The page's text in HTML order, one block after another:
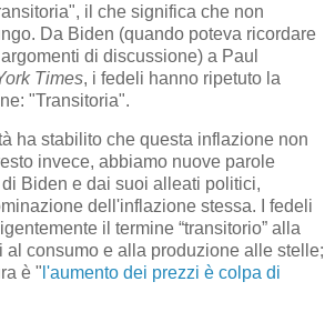
il che significa che non
Da Biden (quando poteva ricordare
di discussione) a Paul
Times, i fedeli hanno ripetuto la
"Transitoria".
ha stabilito che questa inflazione non
invece, abbiamo nuove parole
Biden e dai suoi alleati politici,
dell'inflazione stessa. I fedeli
il termine “transitorio” alla
al consumo e alla produzione alle stelle;
è " l'aumento dei prezzi è colpa di